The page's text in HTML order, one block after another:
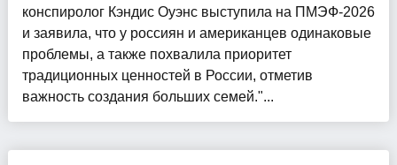
конспиролог Кэндис Оуэнс выступила на ПМЭФ-2026
и заявила, что у россиян и американцев одинаковые
проблемы, а также похвалила приоритет
традиционных ценностей в России, отметив
важность создания больших семей."...